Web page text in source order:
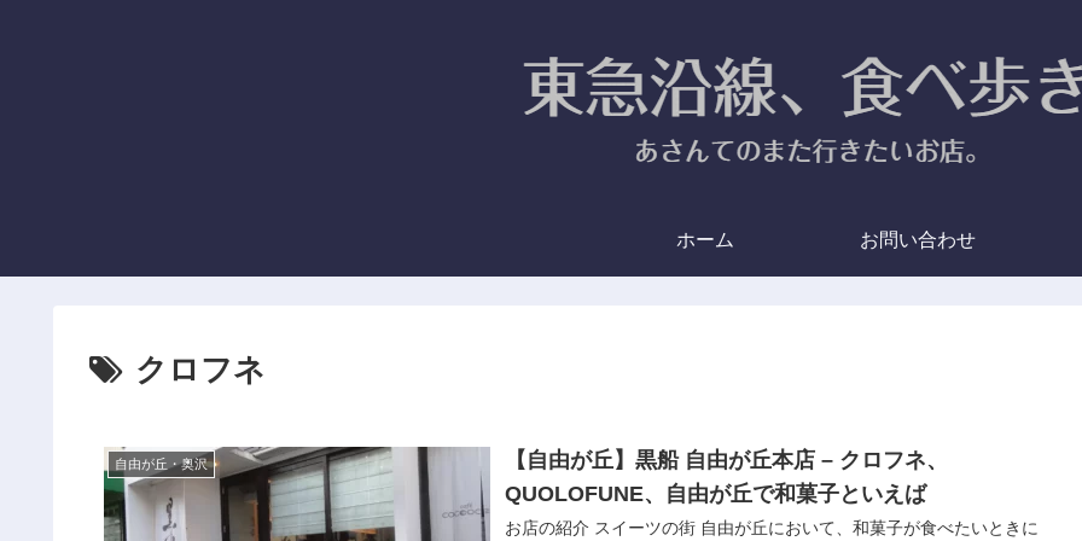
ホーム お問い合わせ
クロフネ
自由が丘・奥沢
【自由が丘】黒船 自由が丘本店 – クロフネ、
QUOLOFUNE、自由が丘で和菓子といえば
お店の紹介 スイーツの街 自由が丘において、和菓子が食べたいときに